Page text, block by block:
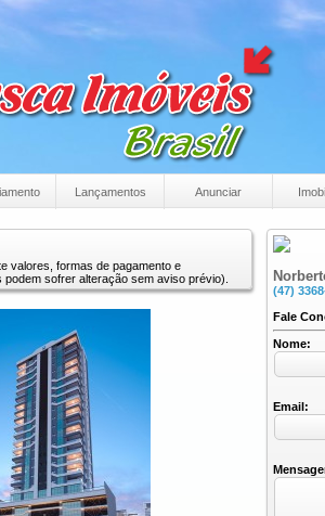
Lançamentos Anunciar
valores, formas de pagamento e
podem sofrer alteração sem aviso prévio).
(47)
Fale
Nome:
Email: